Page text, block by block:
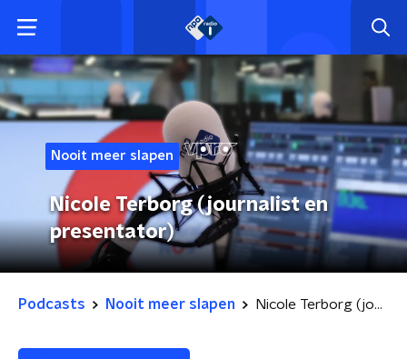
Nooit meer slapen
Nicole Terborg (journalist en
presentator)
Podcasts Nooit meer slapen Nicole Terborg (journalist en presentator)